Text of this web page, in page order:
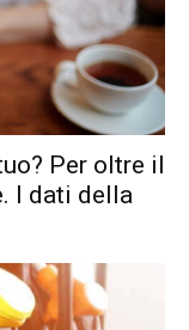
Per oltre il
I dati della